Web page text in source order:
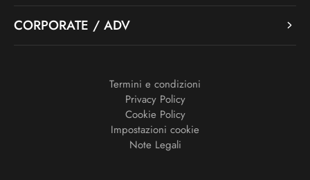
CORPORATE / ADV
Termini e condizioni
Privacy Policy
Cookie Policy
Impostazioni cookie
Note Legali